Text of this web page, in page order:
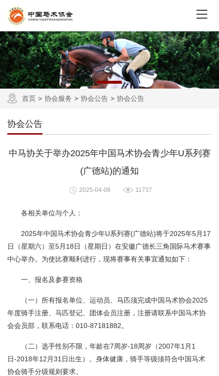
首页 协会服务 协会公告 协会公告
协会公告
中马协关于举办2025年中国马术协会青少年U系列赛
(广德站)的通知
2025-04-08 11737
各相关单位与个人：
2025年中国马术协会青少年U系列赛(广德站)将于2025年5月17
日（星期六）至5月18日（星期日）在安徽广德长三角国际马术赛事
中心举办。为使比赛顺利进行，现将赛事有关事宜通知如下：
一、报名及参赛资格
（一）所有报名单位、运动员、马匹须完成中国马术协会2025
年度骑手注册、马匹登记、团体会员注册，注册请联系中国马术协
会会员部，联系电话：010-87181882。
（二）选手性别不限，年龄在7周岁-18周岁（2007年1月1
日-2018年12月31日出生）。身体健康，骑手等级须符合中国马术
协会骑手分级规则要求。